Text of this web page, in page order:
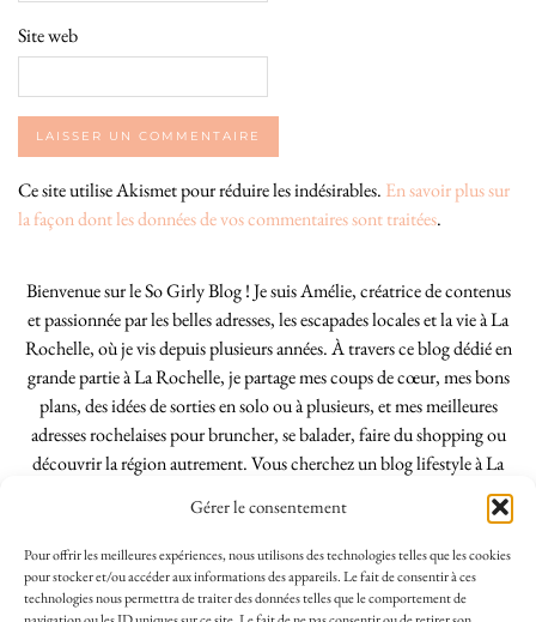
Gérer le consentement
Pour offrir les meilleures expériences, nous utilisons des technologies telles que les cookies
pour stocker et/ou accéder aux informations des appareils. Le fait de consentir à ces
technologies nous permettra de traiter des données telles que le comportement de
Site web
Ce site utilise Akismet pour réduire les indésirables. En savoir plus sur
la façon dont les données de vos commentaires sont traitées.
Bienvenue sur le So Girly Blog ! Je suis Amélie, créatrice de contenus
et passionnée par les belles adresses, les escapades locales et la vie à La
Rochelle, où je vis depuis plusieurs années. À travers ce blog dédié en
grande partie à La Rochelle, je partage mes coups de cœur, mes bons
plans, des idées de sorties en solo ou à plusieurs, et mes meilleures
adresses rochelaises pour bruncher, se balader, faire du shopping ou
découvrir la région autrement. Vous cherchez un blog lifestyle à La
Rochelle, tenu par une locale ? Vous êtes au bon endroit. Que vous
soyez Rochelais·e ou de passage dans notre belle ville, j’espère que mes
articles vous aideront à profiter de La Rochelle comme un·e vrai·e
initié·e. !